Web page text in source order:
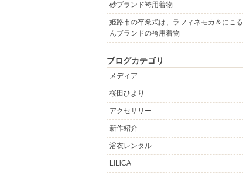
砂ブランド袴用着物
姫路市の卒業式は、ラフィネモカ＆にこる
んブランドの袴用着物
ブログカテゴリ
メディア
桜田ひより
アクセサリー
新作紹介
浴衣レンタル
LiLiCA